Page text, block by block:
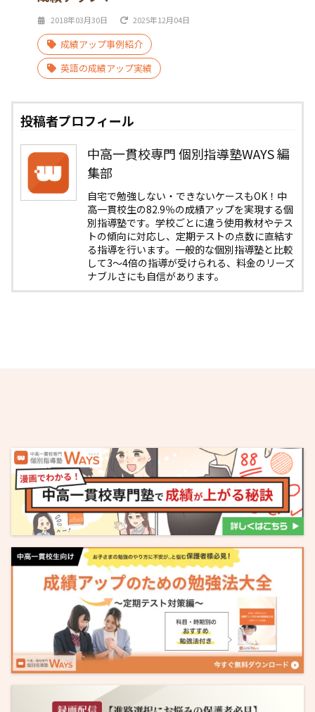
2018年03月30日 2025年12月04日
成績アップ事例紹介
英語の成績アップ実績
投稿者プロフィール
中高一貫校専門 個別指導塾WAYS 編
集部
自宅で勉強しない・できないケースもOK！中
高一貫校生の82.9％の成績アップを実現する個
別指導塾です。学校ごとに違う使用教材やテス
トの傾向に対応し、定期テストの点数に直結す
る指導を行います。一般的な個別指導塾と比較
して3〜4倍の指導が受けられる、料金のリーズ
ナブルさにも自信があります。